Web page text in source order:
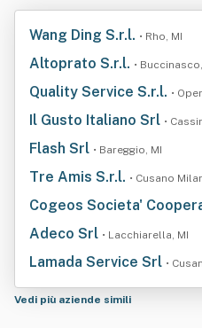
Wang Ding S.r.l. • Rho, MI
Altoprato S.r.l. •
Quality Service S.r.l. •
Il Gusto Italiano Srl •
Flash Srl • Bareggio, MI
Tre Amis S.r.l. • Cusano
Cogeos Societa'
Adeco Srl • Lacchiarella, MI
Lamada Service Srl •
Vedi più aziende simili